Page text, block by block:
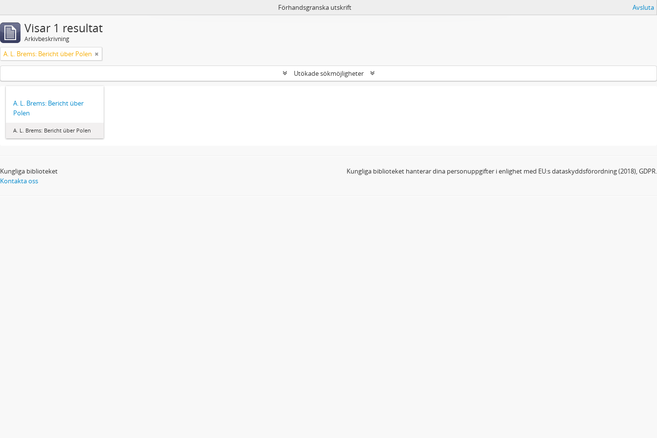
Förhandsgranska utskrift Avsluta
Visar 1 resultat
Arkivbeskrivning
A. L. Brems: Bericht über Polen
Utökade sökmöjligheter
A. L. Brems: Bericht über
Polen
A. L. Brems: Bericht über Polen
Kungliga biblioteket
Kontakta oss
Kungliga biblioteket hanterar dina personuppgifter i enlighet med EU:s dataskyddsförordning (2018), GDPR.